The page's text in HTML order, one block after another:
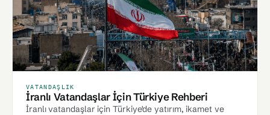
VATANDAŞLIK
İranlı Vatandaşlar İçin Türkiye Rehberi
İranlı vatandaşlar için Türkiye'de yatırım, ikamet ve